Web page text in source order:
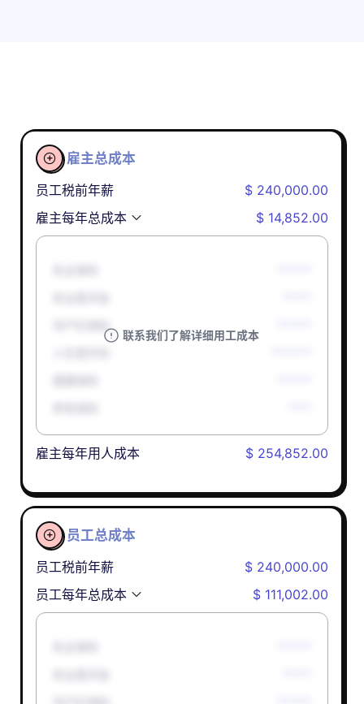

雇主总成本
员工税前年薪
$ 240,000.00
雇主每年总成本
$ 14,852.00
联系我们了解详细用工成本
孕产妇津贴
雇主每年用人成本 $ 254,852.00

员工总成本
员工税前年薪
$ 240,000.00
员工每年总成本
$ 111,002.00